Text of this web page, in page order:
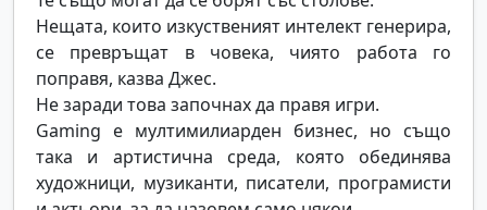
Нещата, които изкуственият интелект генерира,
се превръщат в човека, чиято работа го
поправя, казва Джес.
Не заради това започнах да правя игри.
Gaming е мултимилиарден бизнес, но също
така и артистична среда, която обединява
художници, музиканти, писатели, програмисти